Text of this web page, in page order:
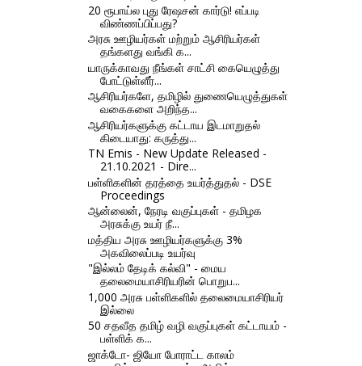
20 ரூபாய்ல புது ரேஷசன் கார்டு! எப்படி
விண்ணப்பிப்பது?
அரசு ஊழியர்கள் மற்றும் ஆசிரியர்கள்
தங்களது வங்கி க...
யாருக்காவது நீங்கள் சாட்சி கையெழுத்து
போட்டுள்ளீர்...
ஆசிரியர்களே, தமிழில் துணையெழுத்துகள்
வகைகளை அறிந்த...
ஆசிரியர்களுக்கு கட்டாய இடமாறுதல்
கிடையாது: கருத்து...
TN Emis - New Update Released -
21.10.2021 - Dire...
பள்ளிகளின் தரத்தை உயர்த்துதல் - DSE
Proceedings
ஆன்லைன், நேரடி வகுப்புகள் - தமிழக
அரசுக்கு உயர் நீ...
மத்திய அரசு ஊழியர்களுக்கு 3%
அகவிலைப்படி உயர்வு
"இல்லம் தேடிக் கல்வி" - மைய
தலைமையாசிரியரின் பொறுப...
1,000 அரசு பள்ளிகளில் தலைமையாசிரியர்
இல்லை
50 சதவீத தமிழ் வழி வகுப்புகள் கட்டாயம் -
பள்ளிக் க...
ஜாக்டோ- ஜியோ போராட்ட காலம்